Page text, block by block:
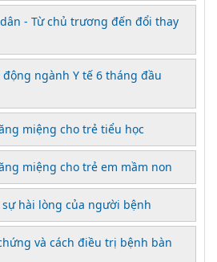
- Từ chủ trương đến đổi thay
động ngành Y tế 6 tháng đầu
miệng cho trẻ tiểu học
miệng cho trẻ em mầm non
hài lòng của người bệnh
và cách điều trị bệnh bàn